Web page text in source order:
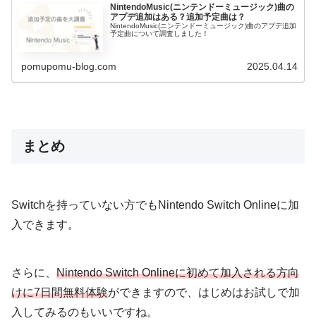
NintendoMusic(ニンテンドーミュージック)曲の
アプデ追加はある？追加予定曲は？
NintendoMusic(ニンテンドーミュージック)曲のアプデ追加
予定曲について調査しました！
pomupomu-blog.com 2025.04.14
まとめ
Switchを持っていない方でもNintendo Switch Onlineに加
入できます。
さらに、 Nintendo Switch Onlineに初めて加入される方向
けに7日間無料体験ができますので、はじめはお試しで加
入してみるのもいいですね。